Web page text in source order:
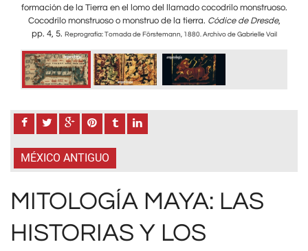
formación de la Tierra en el lomo del llamado cocodrilo monstruoso.
Cocodrilo monstruoso o monstruo de la tierra. Códice de Dresde,
pp. 4, 5. Reprografía: Tomada de Förstemann, 1880. Archivo de Gabrielle Vail
MÉXICO ANTIGUO
MITOLOGÍA MAYA: LAS
HISTORIAS Y LOS